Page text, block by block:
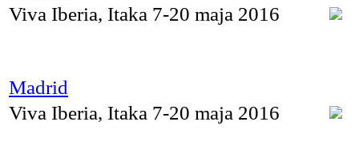
Viva Iberia, Itaka 7-20 maja 2016
Madrid
Viva Iberia, Itaka 7-20 maja 2016